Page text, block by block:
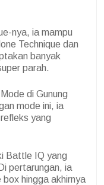
nya, ia mampu
Technique dan
banyak
parah.
di Gunung
mode ini, ia
yang
Battle IQ yang
pertarungan, ia
hingga akhirnya